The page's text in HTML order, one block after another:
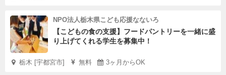
NPO法人栃木県こども応援なないろ
【こどもの食の支援】フードパントリーを一緒に盛
り上げてくれる学生を募集中！
栃木 [宇都宮市] 無料 3ヶ月からOK